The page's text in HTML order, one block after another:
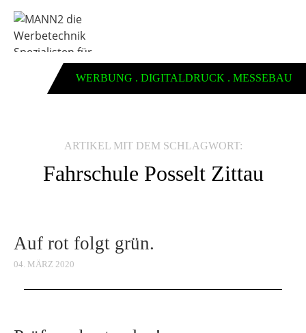
WERBUNG . DIGITALDRUCK . MESSEBAU
ARTIKEL MIT DEM SCHLAGWORT:
Fahrschule Posselt Zittau
Auf rot folgt grün.
04. MÄRZ 2020